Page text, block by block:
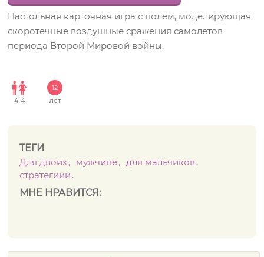
Настольная карточная игра с полем, моделирующая
скоротечные воздушные сражения самолетов
периода Второй Мировой войны.
4-4
12
лет
ТЕГИ
Для двоих
мужчине
для мальчиков
стратегиии
МНЕ НРАВИТСЯ: